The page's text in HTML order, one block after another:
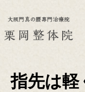
指先は